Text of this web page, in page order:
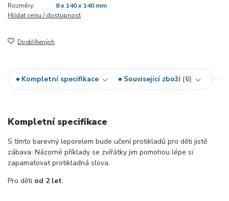
Rozměry:
8 x 140 x 140 mm
Hlídat cenu / dostupnost
Do oblíbených
Kompletní specifikace Související zboží 6
Kompletní specifikace
S tímto barevný leporelem bude učení protikladů pro děti jistě
zábava. Názorné příklady se zvířátky jim pomohou lépe si
zapamatovat protikladná slova.
Pro děti od 2 let.